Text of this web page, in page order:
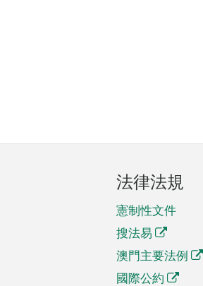
法律法規
憲制性文件
搜法易
澳門主要法例
國際公約